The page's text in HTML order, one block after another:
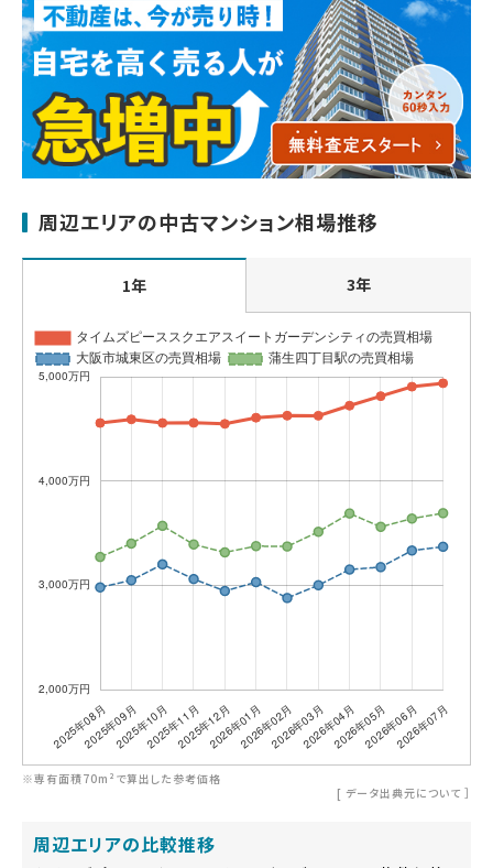
周辺エリアの中古マンション相場推移
1年 3年
※専有面積70m²で算出した参考価格
[ データ出典元について ］
周辺エリアの比較推移